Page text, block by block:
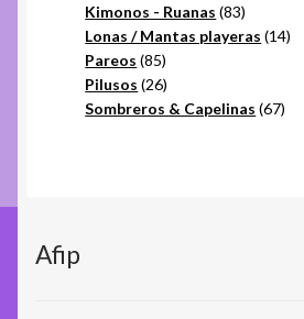
productos
Kimonos - Ruanas 8383
productos
Lonas / Mantas playeras 1414
Pareos 8585
productos
Pilusos 2626
productos
Sombreros & Capelinas 6767
Afip